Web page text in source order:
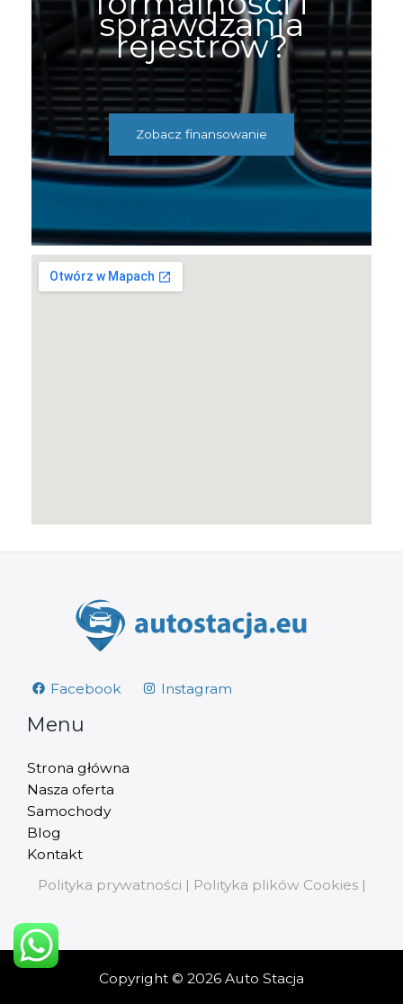
sprawdzania
rejestrów?
Zobacz finansowanie
Facebook Instagram
Menu
Strona główna
Nasza oferta
Samochody
Blog
Kontakt
Polityka prywatności | Polityka plików Cookies|
Copyright © 2026 Auto Stacja